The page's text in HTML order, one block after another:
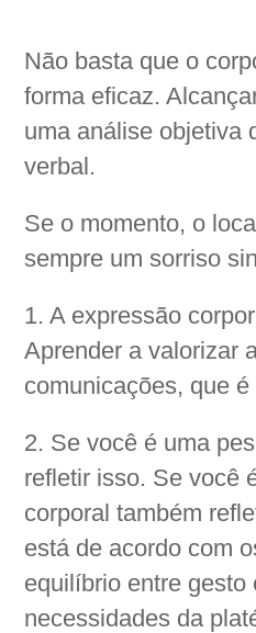
Não basta que o
forma eficaz.
uma análise objetiva
verbal.
Se o momento, o
sempre um sorriso
1. A expressão
Aprender a valorizar
comunicações, que
2. Se você é uma
refletir isso. Se você
corporal também
está de acordo com
equilíbrio entre
necessidades da